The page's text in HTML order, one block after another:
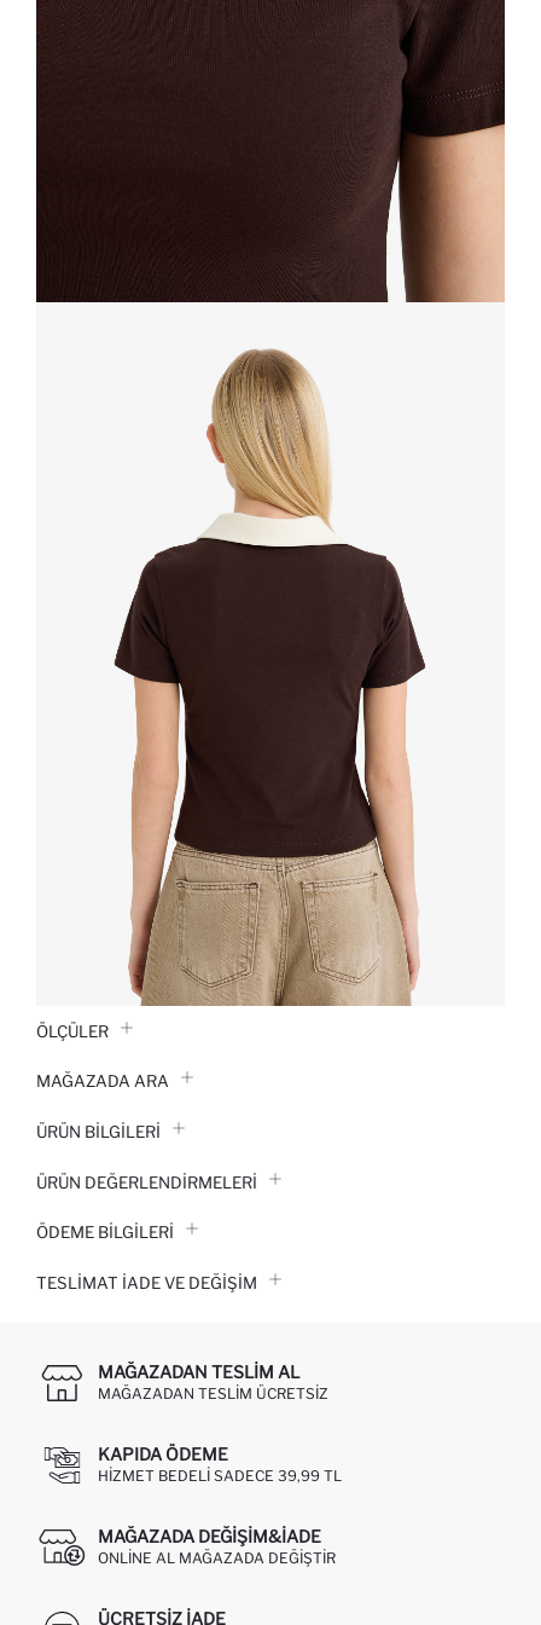
ÖLÇÜLER
MAĞAZADA ARA
ÜRÜN BILGILERI
ÜRÜN DEĞERLENDİRMELERİ
ÖDEME BİLGİLERİ
TESLIMAT İADE VE DEĞIŞIM
MAĞAZADAN TESLIM AL
MAĞAZADAN TESLIM ÜCRETSIZ
KAPIDA ÖDEME
HIZMET BEDELI SADECE 39,99 TL
MAĞAZADA DEĞIŞIM&İADE
ONLINE AL MAĞAZADA DEĞIŞTIR
ÜCRETSIZ IADE